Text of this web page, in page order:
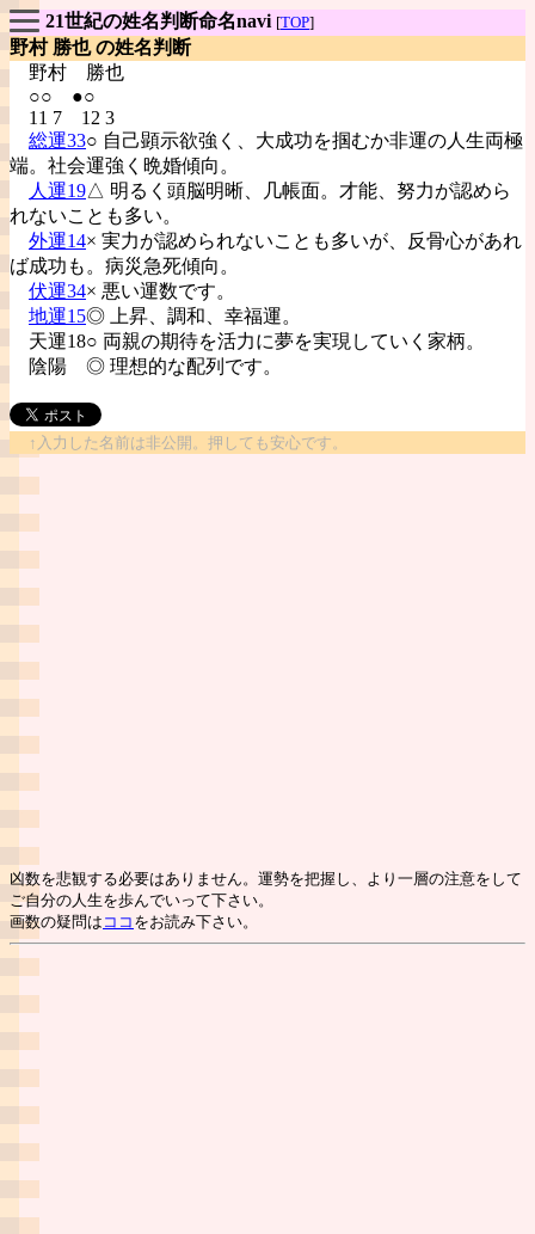
21世紀の姓名判断命名navi [TOP]
野村 勝也 の姓名判断
野村 勝也
○○ ●○
11 7 12 3
総運33○ 自己顕示欲強く、大成功を掴むか非運の人生両極
端。社会運強く晩婚傾向。
人運19△ 明るく頭脳明晰、几帳面。才能、努力が認めら
れないことも多い。
外運14× 実力が認められないことも多いが、反骨心があれ
ば成功も。病災急死傾向。
伏運34× 悪い運数です。
地運15◎ 上昇、調和、幸福運。
天運18○ 両親の期待を活力に夢を実現していく家柄。
陰陽 ◎ 理想的な配列です。
↑入力した名前は非公開。押しても安心です。
凶数を悲観する必要はありません。運勢を把握し、より一層の注意をして
ご自分の人生を歩んでいって下さい。
画数の疑問は ココ をお読み下さい。